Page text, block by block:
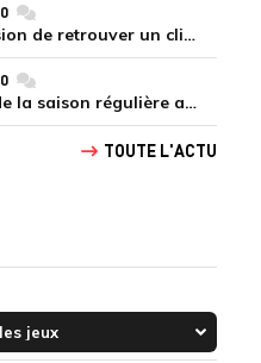
0commentaires
« Ce succès nous donne l'occasion de retrouver un climat beaucoup plus positif » Ryu et Canyon soulagés après la victoire de Gen.G sur HLE
0commentaires
LFL Summer Split 2026 : bilan de la saison régulière avec Solary en tête
TOUTE L'ACTU